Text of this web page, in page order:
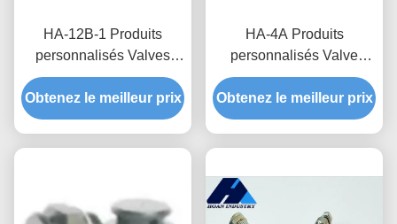
HA-12B-1 Produits
personnalisés Valves
respirantes imperméables
pour éoliennes à haute
perméabilité à l'air et
Obtenez le meilleur prix
HA-4A Produits
personnalisés Valve
respirante imperméable
pour une protection
optimale de l'équipement
Obtenez le meilleur prix